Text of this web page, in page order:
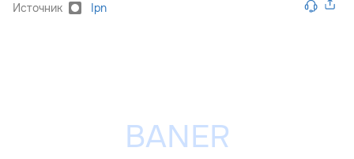
Источник Ipn